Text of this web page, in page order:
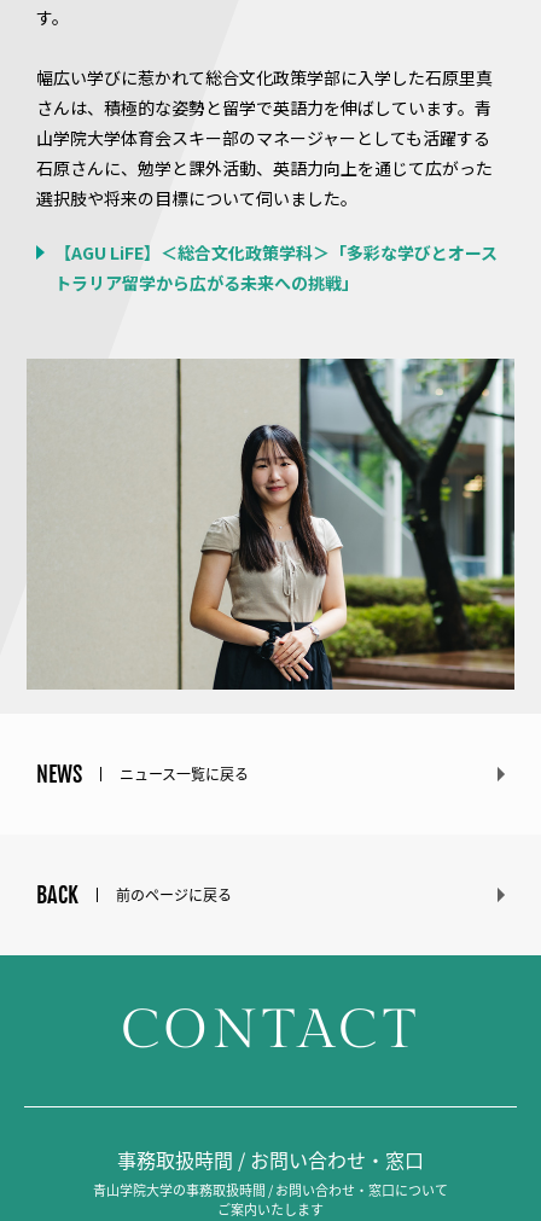
す。
幅広い学びに惹かれて総合文化政策学部に入学した石原里真
さんは、積極的な姿勢と留学で英語力を伸ばしています。青
山学院大学体育会スキー部のマネージャーとしても活躍する
石原さんに、勉学と課外活動、英語力向上を通じて広がった
選択肢や将来の目標について伺いました。
【AGU LiFE】＜総合文化政策学科＞「多彩な学びとオース
トラリア留学から広がる未来への挑戦」
NEWS ニュース一覧に戻る
BACK 前のページに戻る
CONTACT
事務取扱時間 / お問い合わせ・窓口
青山学院大学の事務取扱時間 / お問い合わせ・窓口について
ご案内いたします